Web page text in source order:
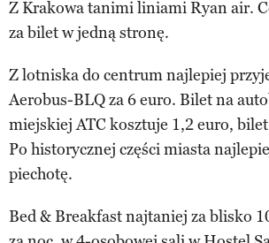
Z Krakowa tanimi liniami Ryan air.
za bilet w jedną stronę.
Z lotniska do centrum najlepiej
Aerobus-BLQ za 6 euro. Bilet na
miejskiej ATC kosztuje 1,2 euro,
Po historycznej części miasta
piechotę.
Bed & Breakfast najtaniej za blisko